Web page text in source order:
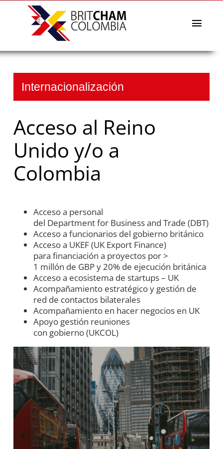
The Chamber
Events & News
BritCham Academy
Commercial Missions
Services
English
Internacionalización
Acceso al Reino
Unido y/o a
Colombia​
Acceso a personal
del DepartmentforBusinessand Trade (DBT)
Acceso a funcionarios del gobierno británico
Acceso a UKEF (UK Export Finance)
para financiación a proyectos por >
1 millón de GBP y 20% de ejecución británica
Acceso a ecosistema de startups – UK
Acompañamiento estratégico y gestión de
red de contactos bilaterales
Acompañamiento en hacer negocios en UK
Apoyo gestión reuniones
con gobierno (UKCOL)